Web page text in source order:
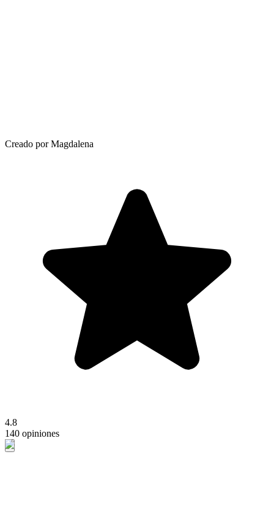
Creado por Magdalena
4.8
140 opiniones